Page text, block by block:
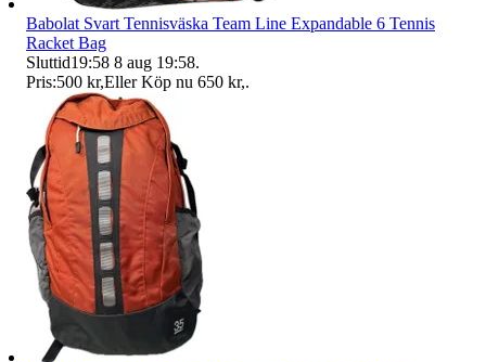
Babolat Svart Tennisväska Team Line Expandable 6 Tennis
Racket Bag
Sluttid19:58 8 aug 19:58.
Pris:500 kr,Eller Köp nu 650 kr,.